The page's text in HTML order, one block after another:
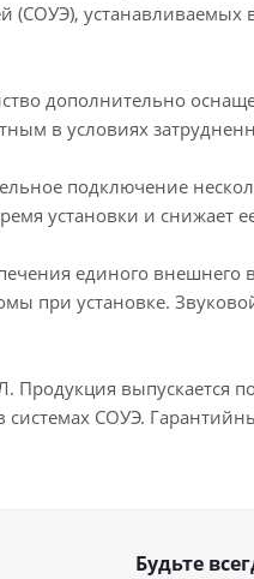
(СОУЭ),
дополнительно
в условиях
подключение
установки и снижает
единого
при установке.
выпускается
СОУЭ.
Будьте